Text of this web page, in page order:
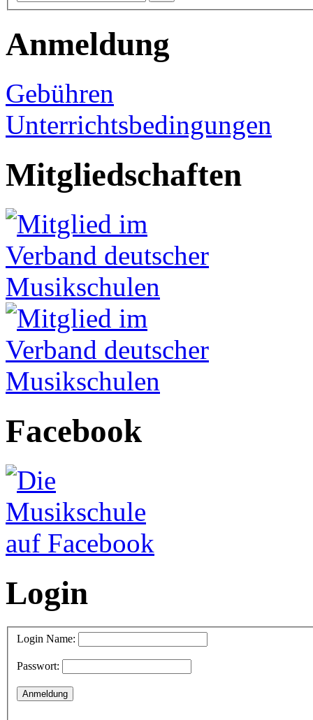
Anmeldung
Gebühren
Unterrichtsbedingungen
Mitgliedschaften
Facebook
Login
Login Name:
Passwort: